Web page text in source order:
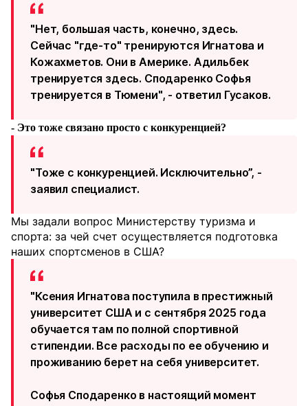
"Нет, большая часть, конечно, здесь.
Сейчас "где-то" тренируются Игнатова и
Кожахметов. Они в Америке. Адильбек
тренируется здесь. Сподаренко Софья
тренируется в Тюмени", - ответил Гусаков.
- Это тоже связано просто с конкуренцией?
"Тоже с конкуренцией. Исключительно”, -
заявил специалист.
Мы задали вопрос Министерству туризма и
спорта: за чей счет осуществляется подготовка
наших спортсменов в США?
"Ксения Игнатова поступила в престижный
университет США и с сентября 2025 года
обучается там по полной спортивной
стипендии. Все расходы по ее обучению и
проживанию берет на себя университет.
Софья Сподаренко в настоящий момент